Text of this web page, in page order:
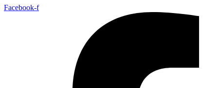
Facebook-f